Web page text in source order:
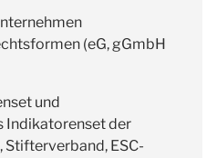
(eG, gGmbH
und
Indikatorenset der
ESC-